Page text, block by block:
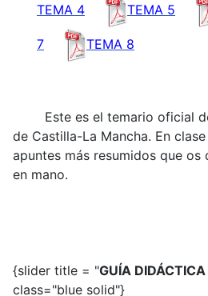
TEMA 4 TEMA 5
7 TEMA 8
Este es el temario oficial
de Castilla-La Mancha. En
apuntes más resumidos que
en mano.
{slider title = "GUÍA
class="blue solid"}